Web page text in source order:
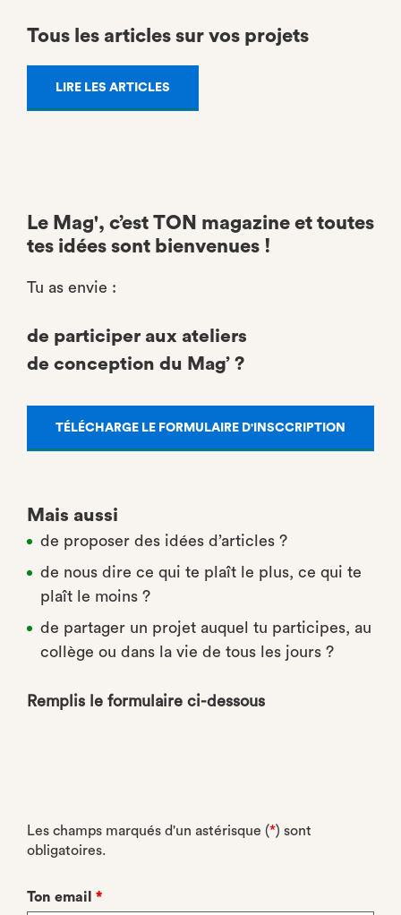
Tous les articles sur vos projets
LIRE LES ARTICLES
Le Mag', c’est TON magazine et toutes
tes idées sont bienvenues !
Tu as envie :
de participer aux ateliers
de conception du Mag’ ?
TÉLÉCHARGE LE FORMULAIRE D'INSCCRIPTION
Mais aussi
de proposer des idées d’articles ?
de nous dire ce qui te plaît le plus, ce qui te
plaît le moins ?
de partager un projet auquel tu participes, au
collège ou dans la vie de tous les jours ?
Remplis le formulaire ci-dessous
Les champs marqués d'un astérisque (*) sont
obligatoires.
Ton email *